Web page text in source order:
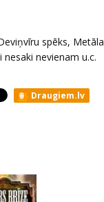
spēks,
nevienam u.c.
Draugiem.lv